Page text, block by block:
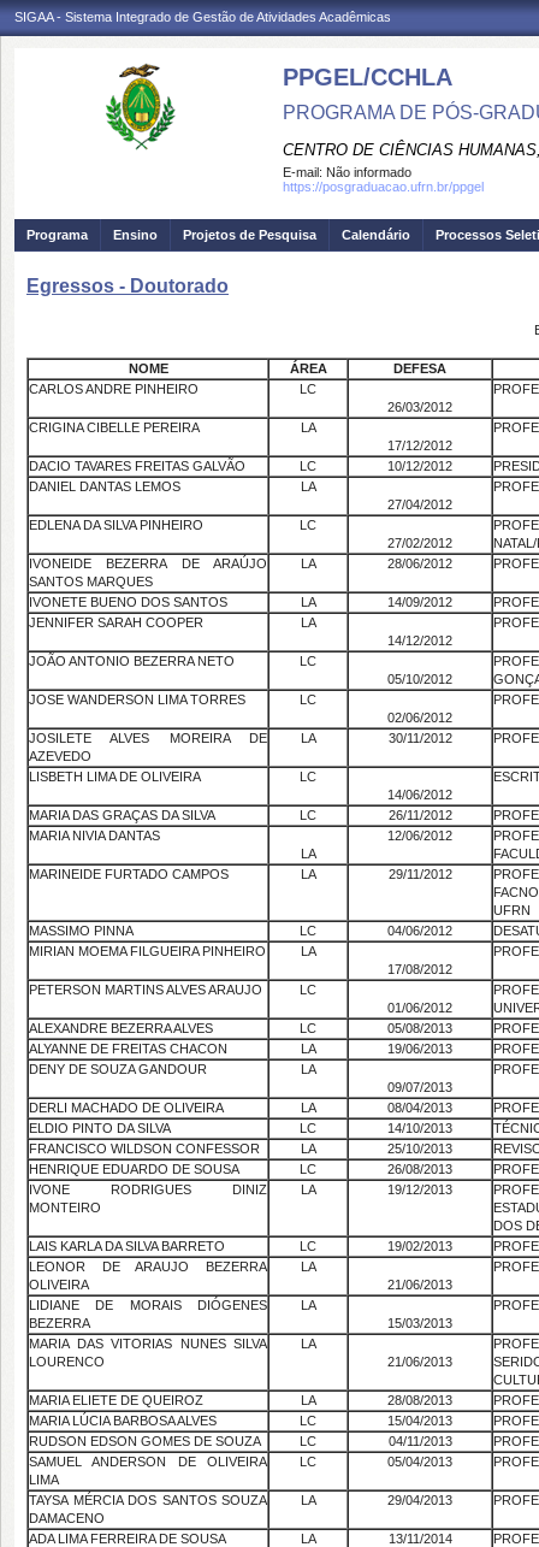
SIGAA - Sistema Integrado de Gestão de Atividades Acadêmicas
PPGEL/CCHLA
PROGRAMA DE PÓS-
CENTRO DE CIÊNCIAS
E-mail: Não informado
https://posgraduacao.ufrn.br/ppgel
Programa Ensino Projetos de Pesquisa Calendário Processos
Egressos - Doutorado
NOME ÁREA
DEFESA
CARLOS ANDRE PINHEIRO
LC
26/03/2012
CRIGINA CIBELLE PEREIRA
LA
17/12/2012
DACIO TAVARES FREITAS GALVÃO LC 10/12/2012
DANIEL DANTAS LEMOS
LA
27/04/2012
EDLENA DA SILVA PINHEIRO
LC
27/02/2012
IVONEIDE BEZERRA DE ARAÚJO
SANTOS MARQUES
LA 28/06/2012
IVONETE BUENO DOS SANTOS LA 14/09/2012
JENNIFER SARAH COOPER
LA
14/12/2012
JOÃO ANTONIO BEZERRA NETO
LC
05/10/2012
JOSE WANDERSON LIMA TORRES
LC
02/06/2012
JOSILETE ALVES MOREIRA DE
AZEVEDO
LA 30/11/2012
LISBETH LIMA DE OLIVEIRA
LC
14/06/2012
MARIA DAS GRAÇAS DA SILVA LC 26/11/2012
MARIA NIVIA DANTAS
LA
12/06/2012
MARINEIDE FURTADO CAMPOS
LA 29/11/2012
UFRN
MASSIMO PINNA
LC 04/06/2012
MIRIAN MOEMA FILGUEIRA PINHEIRO
LA
17/08/2012
PETERSON MARTINS ALVES ARAUJO
LC
01/06/2012
ALEXANDRE BEZERRA ALVES
LC 05/08/2013
ALYANNE DE FREITAS CHACON
LA 19/06/2013
DENY DE SOUZA GANDOUR
LA
09/07/2013
DERLI MACHADO DE OLIVEIRA LA 08/04/2013
ELDIO PINTO DA SILVA
LC 14/10/2013
FRANCISCO WILDSON CONFESSOR
LA 25/10/2013
HENRIQUE EDUARDO DE SOUSA
LC 26/08/2013
IVONE RODRIGUES DINIZ
MONTEIRO
LA 19/12/2013
DOS
LAIS KARLA DA SILVA BARRETO
LC 19/02/2013
LEONOR DE ARAUJO BEZERRA
OLIVEIRA
LA
21/06/2013
LIDIANE DE MORAIS DIÓGENES
BEZERRA
LA
15/03/2013
MARIA DAS VITORIAS NUNES SILVA
LOURENCO
LA
21/06/2013
MARIA ELIETE DE QUEIROZ
LA 28/08/2013
MARIA LÚCIA BARBOSA ALVES
LC 15/04/2013
RUDSON EDSON GOMES DE SOUZA
LC 04/11/2013
SAMUEL ANDERSON DE OLIVEIRA
LIMA
LC 05/04/2013
TAYSA MÉRCIA DOS SANTOS SOUZA
DAMACENO
LA 29/04/2013
ADA LIMA FERREIRA DE SOUSA LA 13/11/2014